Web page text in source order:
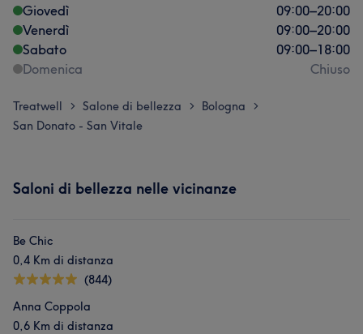
Giovedì
09:00–20:00
Venerdì
09:00–20:00
Sabato
09:00–18:00
Domenica
Chiuso
Treatwell > Salone di bellezza > Bologna >
San Donato - San Vitale
Saloni di bellezza nelle vicinanze
Be Chic
0,4 Km di distanza
(844)
Anna Coppola
0,6 Km di distanza